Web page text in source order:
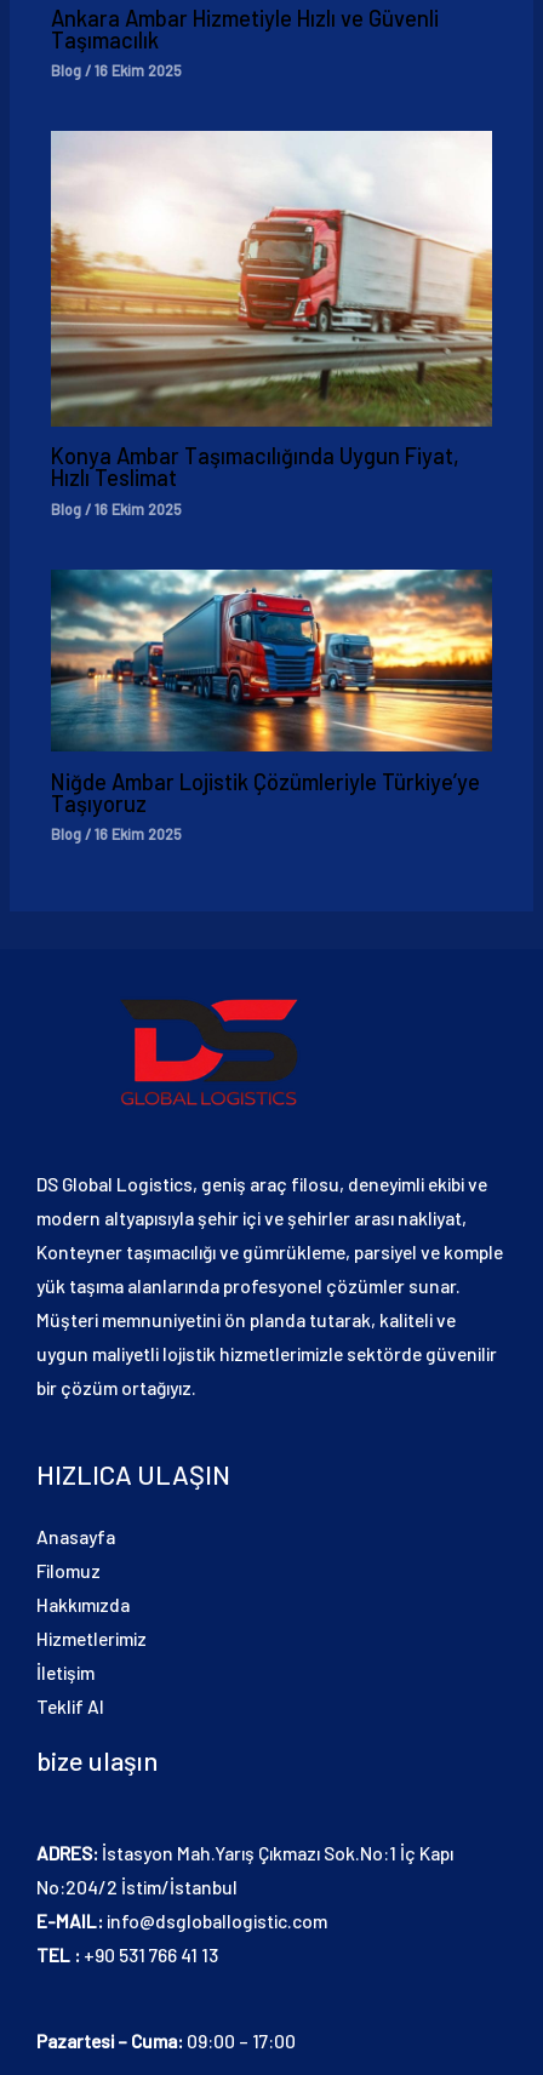
Ankara Ambar Hizmetiyle Hızlı ve Güvenli
Taşımacılık
Blog/16 Ekim 2025
Konya Ambar Taşımacılığında Uygun Fiyat,
Hızlı Teslimat
Blog/16 Ekim 2025
Niğde Ambar Lojistik Çözümleriyle Türkiye’ye
Taşıyoruz
Blog/16 Ekim 2025
DS Global Logistics, geniş araç filosu, deneyimli ekibi ve
modern altyapısıyla şehir içi ve şehirler arası nakliyat,
Konteyner taşımacılığı ve gümrükleme, parsiyel ve komple
yük taşıma alanlarında profesyonel çözümler sunar.
Müşteri memnuniyetini ön planda tutarak, kaliteli ve
uygun maliyetli lojistik hizmetlerimizle sektörde güvenilir
bir çözüm ortağıyız.
HIZLICA ULAŞIN
Anasayfa
Filomuz
Hakkımızda
Hizmetlerimiz
İletişim
Teklif Al
bize ulaşın
ADRES: İstasyon Mah.Yarış Çıkmazı Sok.No:1 İç Kapı
No:204/2 İstim/İstanbul
E-MAIL: info@dsgloballogistic.com
TEL : +90 531 766 41 13
Pazartesi – Cuma: 09:00 – 17:00